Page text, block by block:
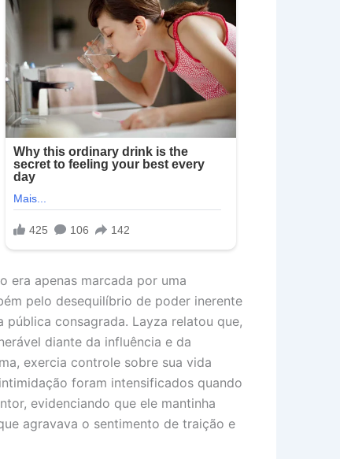
era apenas marcada por uma
pelo desequilíbrio de poder inerente
pública consagrada. Layza relatou que,
diante da influência e da
exercia controle sobre sua vida
foram intensificados quando
evidenciando que ele mantinha
agravava o sentimento de traição e